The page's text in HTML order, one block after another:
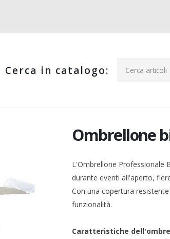
Cerca in catalogo:
Ombrellone
L'Ombrellone Professionale
durante eventi all'aperto,
Con una copertura
funzionalità.
Caratteristiche